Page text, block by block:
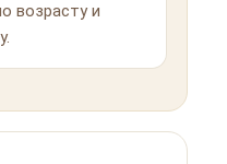
возрасту и